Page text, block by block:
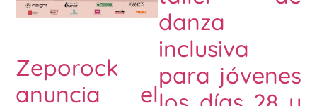
Zeporock
anuncia el
danza
inclusiva
para jóvenes